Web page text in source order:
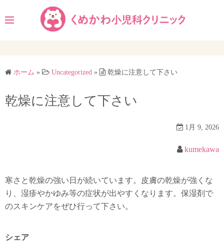
ン
へ
キ
ホーム » Uncategorized » 乾燥に注意して下さい
乾燥に注意して下さい
1月 9, 2026
kumekawa
寒さと乾燥の強い日が続いています。皮膚の乾燥が強くな
り、湿疹やかゆみ等の症状が出やすくなります。保湿剤で
のスキンケアをぜひ行って下さい。
シェア